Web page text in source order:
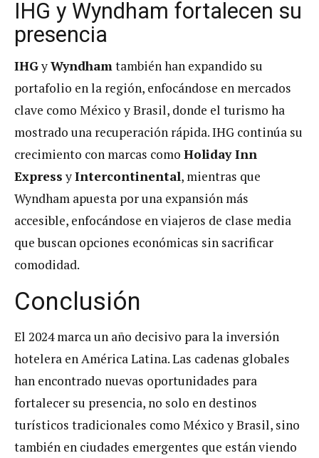
IHG y Wyndham fortalecen su
presencia
IHGyWyndhamtambién han expandido su
portafolio en la región, enfocándose en mercados
clave como México y Brasil, donde el turismo ha
mostrado una recuperación rápida. IHG continúa su
crecimiento con marcas como Holiday Inn
Express yIntercontinental, mientras que
Wyndham apuesta por una expansión más
accesible, enfocándose en viajeros de clase media
que buscan opciones económicas sin sacrificar
comodidad.
Conclusión
El 2024 marca un año decisivo para la inversión
hotelera en América Latina. Las cadenas globales
han encontrado nuevas oportunidades para
fortalecer su presencia, no solo en destinos
turísticos tradicionales como México y Brasil, sino
también en ciudades emergentes que están viendo